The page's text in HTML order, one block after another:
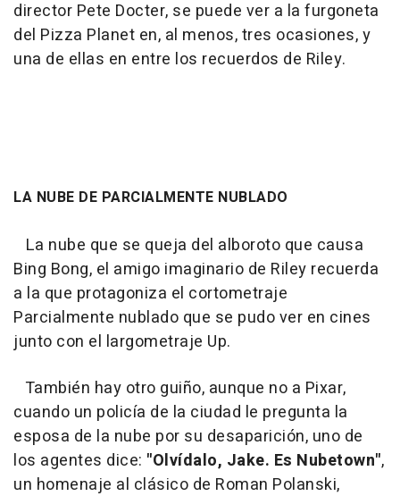
director Pete Docter, se puede ver a la furgoneta
del Pizza Planet en, al menos, tres ocasiones, y
una de ellas en entre los recuerdos de Riley.
LA NUBE DE PARCIALMENTE NUBLADO
La nube que se queja del alboroto que causa
Bing Bong, el amigo imaginario de Riley recuerda
a la que protagoniza el cortometraje
Parcialmente nublado que se pudo ver en cines
junto con el largometraje Up.
También hay otro guiño, aunque no a Pixar,
cuando un policía de la ciudad le pregunta la
esposa de la nube por su desaparición, uno de
los agentes dice: "Olvídalo, Jake. Es Nubetown",
un homenaje al clásico de Roman Polanski,